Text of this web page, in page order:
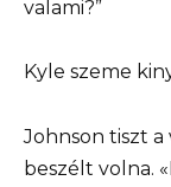
valami?”
Kyle szeme
Johnson tiszt
beszélt volna.